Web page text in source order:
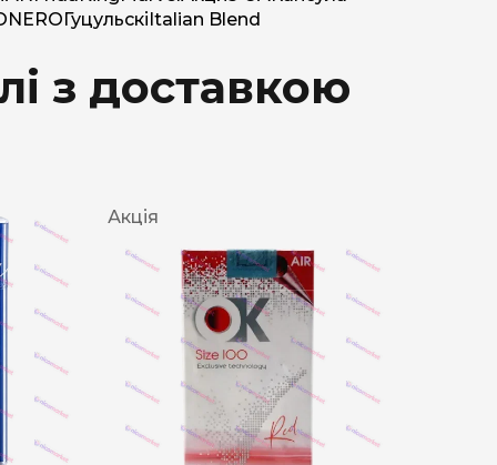
NEROГуцульскіItalian Blend
з доставкою
Акція